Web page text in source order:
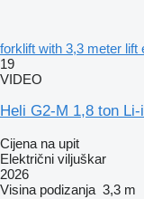
forklift with 3,3 meter lift
19
VIDEO
Heli G2-M 1,8 ton
Cijena na upit
Električni viljuškar
2026
Visina podizanja 3,3 m